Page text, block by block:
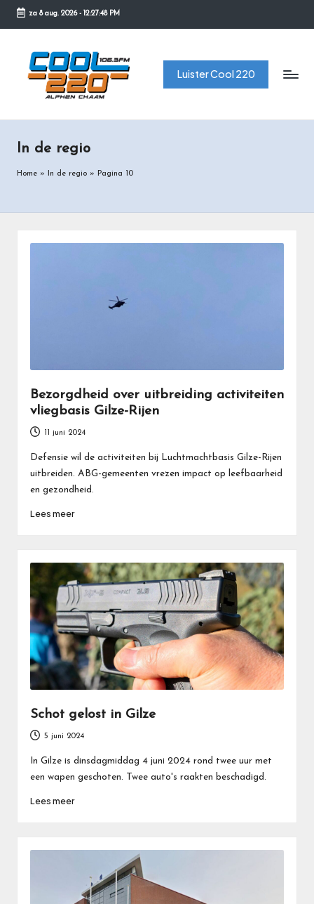
Ga
inhoud
za 8 aug. 2026- 12:27:49 PM
C
o
2
2
Luister Cool 220
In de regio
Home » In de regio » Pagina 10
Bezorgdheid over uitbreiding activiteiten
vliegbasis Gilze-Rijen
11 juni 2024
Defensie wil de activiteiten bij Luchtmachtbasis Gilze-Rijen
uitbreiden. ABG-gemeenten vrezen impact op leefbaarheid
en gezondheid.
Lees meer
Schot gelost in Gilze
5 juni 2024
In Gilze is dinsdagmiddag 4 juni 2024 rond twee uur met
een wapen geschoten. Twee auto's raakten beschadigd.
Lees meer